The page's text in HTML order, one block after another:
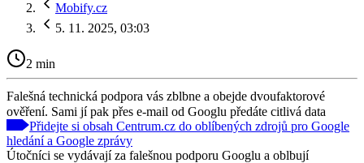
Mobify.cz
5. 11. 2025, 03:03
2 min
Falešná technická podpora vás zblbne a obejde dvoufaktorové
ověření. Sami jí pak přes e-mail od Googlu předáte citlivá data
Přidejte si obsah Centrum.cz do oblíbených zdrojů pro Google
hledání a Google zprávy
Útočníci se vydávají za falešnou podporu Googlu a oblbují